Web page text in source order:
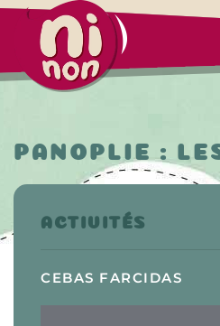
PANOPLIE :
ACTIVITÉS
CEBAS FARCIDAS